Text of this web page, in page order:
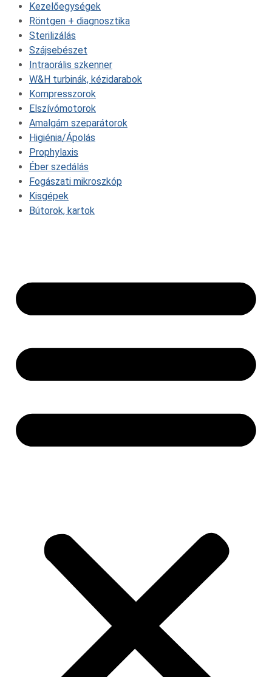
Kezelőegységek
Röntgen + diagnosztika
Sterilizálás
Szájsebészet
Intraorális szkenner
W&H turbinák, kézidarabok
Kompresszorok
Elszívómotorok
Amalgám szeparátorok
Higiénia/Ápolás
Prophylaxis
Éber szedálás
Fogászati mikroszkóp
Kisgépek
Bútorok, kartok